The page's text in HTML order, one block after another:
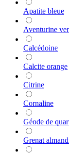
Apatite bleue
Aventurine
Calcédoine
Calcite orange
Citrine
Cornaline
Géode de
Grenat